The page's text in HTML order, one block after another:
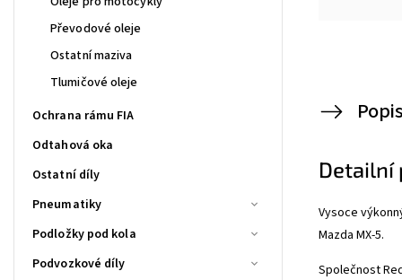
Převodové oleje
Ostatní maziva
Tlumičové oleje
Ochrana rámu FIA
Odtahová oka
Ostatní díly
Pneumatiky
Podložky pod kola
Podvozkové díly
Detailní
Vysoce
Mazda MX-5.
Společnost